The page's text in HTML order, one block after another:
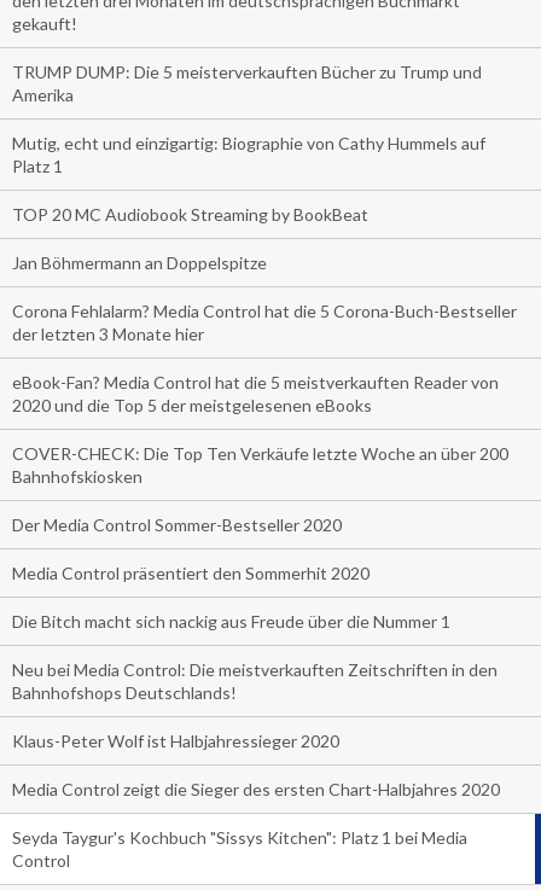
gekauft!
TRUMP DUMP: Die 5 meisterverkauften Bücher zu Trump und
Amerika
Mutig, echt und einzigartig: Biographie von Cathy Hummels auf
Platz 1
TOP 20 MC Audiobook Streaming by BookBeat
Jan Böhmermann an Doppelspitze
Corona Fehlalarm? Media Control hat die 5 Corona-Buch-Bestseller
der letzten 3 Monate hier
eBook-Fan? Media Control hat die 5 meistverkauften Reader von
2020 und die Top 5 der meistgelesenen eBooks
COVER-CHECK: Die Top Ten Verkäufe letzte Woche an über 200
Bahnhofskiosken
Der Media Control Sommer-Bestseller 2020
Media Control präsentiert den Sommerhit 2020
Die Bitch macht sich nackig aus Freude über die Nummer 1
Neu bei Media Control: Die meistverkauften Zeitschriften in den
Bahnhofshops Deutschlands!
Klaus-Peter Wolf ist Halbjahressieger 2020
Media Control zeigt die Sieger des ersten Chart-Halbjahres 2020
Seyda Taygur's Kochbuch "Sissys Kitchen": Platz 1 bei Media
Control